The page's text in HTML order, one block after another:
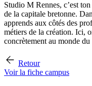
Studio M Rennes, c’est
de la capitale bretonne.
apprends aux côtés des
métiers de la création. Ici,
concrètement au monde
Retour
Voir la fiche campus